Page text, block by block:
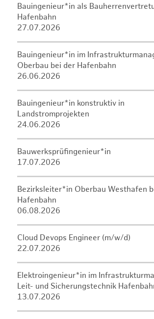
Bauingenieur*in als
Hafenbahn
27.07.2026
Bauingenieur*in im
Oberbau bei der Hafenbahn
26.06.2026
Bauingenieur*in konstruktiv in
Landstromprojekten
24.06.2026
Bauwerksprüfingenieur*in
17.07.2026
Bezirksleiter*in Oberbau Westhafen
Hafenbahn
06.08.2026
Cloud Devops Engineer (m/w/d)
22.07.2026
Elektroingenieur*in im
Leit- und Sicherungstechnik
13.07.2026